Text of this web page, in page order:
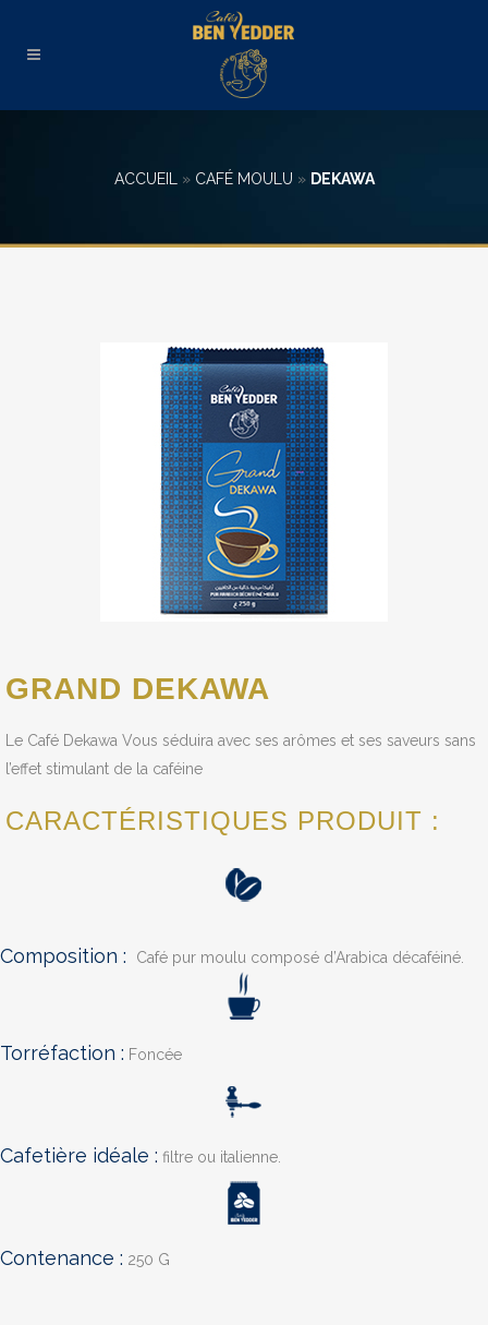
ACCUEIL » CAFÉ MOULU » DEKAWA
GRAND DEKAWA
Le Café Dekawa Vous séduira avec ses arômes et ses saveurs sans
l’effet stimulant de la caféine
CARACTÉRISTIQUES PRODUIT :
Composition : Café pur moulu composé d’Arabica décaféiné.
Torréfaction : Foncée
Cafetière idéale : filtre ou italienne.
Contenance : 250 G